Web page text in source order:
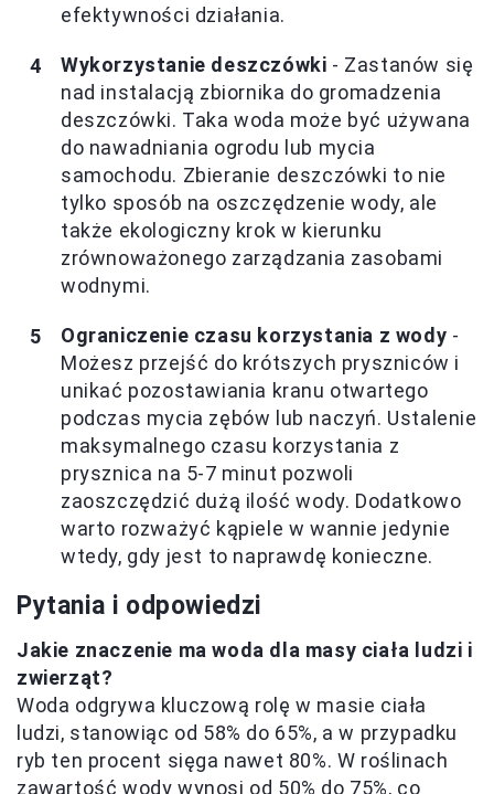
efektywności działania.
Wykorzystanie deszczówki - Zastanów się
nad instalacją zbiornika do gromadzenia
deszczówki. Taka woda może być używana
do nawadniania ogrodu lub mycia
samochodu. Zbieranie deszczówki to nie
tylko sposób na oszczędzenie wody, ale
także ekologiczny krok w kierunku
zrównoważonego zarządzania zasobami
wodnymi.
Ograniczenie czasu korzystania z wody -
Możesz przejść do krótszych pryszniców i
unikać pozostawiania kranu otwartego
podczas mycia zębów lub naczyń. Ustalenie
maksymalnego czasu korzystania z
prysznica na 5-7 minut pozwoli
zaoszczędzić dużą ilość wody. Dodatkowo
warto rozważyć kąpiele w wannie jedynie
wtedy, gdy jest to naprawdę konieczne.
Pytania i odpowiedzi
Jakie znaczenie ma woda dla masy ciała ludzi i
zwierząt?
Woda odgrywa kluczową rolę w masie ciała
ludzi, stanowiąc od 58% do 65%, a w przypadku
ryb ten procent sięga nawet 80%. W roślinach
zawartość wody wynosi od 50% do 75%, co